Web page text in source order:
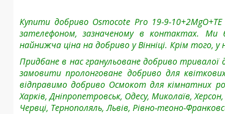
Купити добриво Osmocote Pro 19-9-
зателефоном, зазначеному в контактах. Ми
найнижча ціна на добриво у Вінніці. Крім того,
Придбане в нас гранульоване добриво тривалої
замовити пролонговане добриво для
відправимо добриво Осмокот для кімнатних
Харків, Дніпропетровськ, Одесу, Миколаїв,
Червці, Тернополяль, Львів, Рівно-теоно-